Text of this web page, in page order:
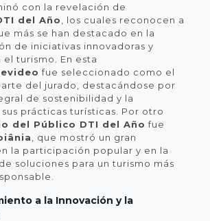
con la revelación de
del Año
, los cuales reconocen a
más se han destacado en la
de iniciativas innovadoras y
turismo. En esta
fue seleccionado como el
del jurado, destacándose por
de sostenibilidad y la
prácticas turísticas. Por otro
del Público DTI del Año fue
, que mostró un gran
la participación popular y en la
soluciones para un turismo más
a la Innovación y la